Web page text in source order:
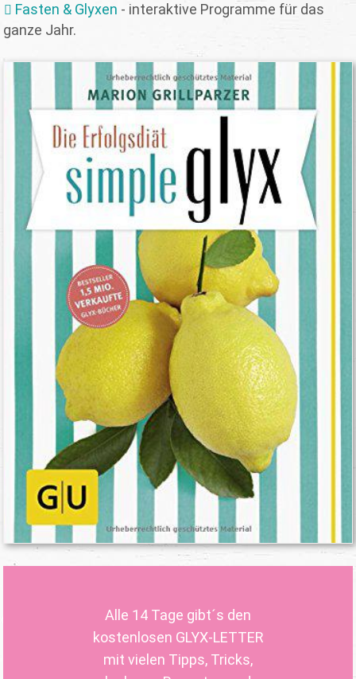
Fasten & Glyxen - interaktive Programme für das
ganze Jahr.
Alle 14 Tage gibt´s den
kostenlosen GLYX-LETTER
mit vielen Tipps, Tricks,